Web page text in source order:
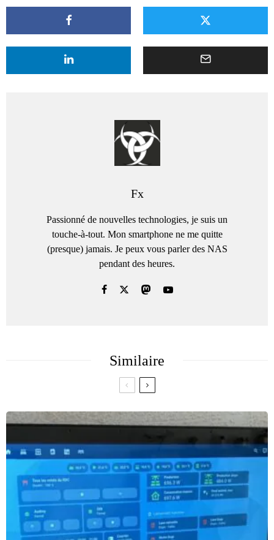
Fx
Passionné de nouvelles technologies, je suis un
touche-à-tout. Mon smartphone ne me quitte
(presque) jamais. Je peux vous parler des NAS
pendant des heures.
Similaire